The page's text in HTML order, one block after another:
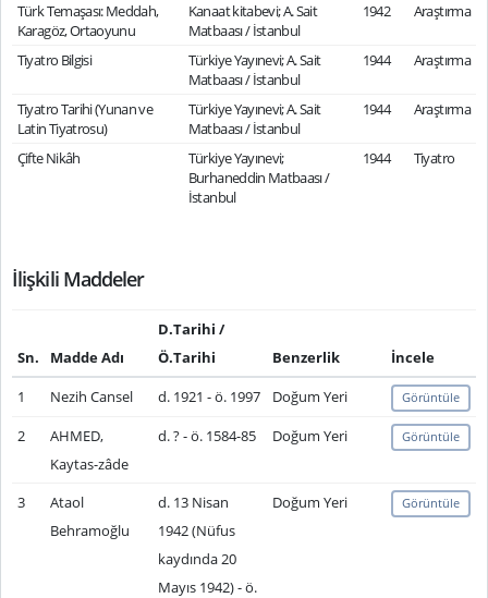
Türk Temaşası: Meddah,
Karagöz, Ortaoyunu
Kanaat kitabevi; A. Sait
Matbaası / İstanbul
1942 Araştırma
Tiyatro Bilgisi
Türkiye Yayınevi; A. Sait
Matbaası / İstanbul
1944 Araştırma
Tiyatro Tarihi (Yunan ve
Latin Tiyatrosu)
Türkiye Yayınevi; A. Sait
Matbaası / İstanbul
1944 Araştırma
Çifte Nikâh
Türkiye Yayınevi;
Burhaneddin Matbaası /
İstanbul
1944 Tiyatro
İlişkili Maddeler
Sn. Madde Adı
D.Tarihi /
Ö.Tarihi
Benzerlik
İncele
1
Nezih Cansel d. 1921 - ö. 1997 Doğum Yeri Görüntüle
2
AHMED,
Kaytas-zâde
d. ? - ö. 1584-85 Doğum Yeri Görüntüle
3
Ataol
Behramoğlu
d. 13 Nisan
1942 (Nüfus
kaydında 20
Mayıs 1942) - ö.
Doğum Yeri Görüntüle